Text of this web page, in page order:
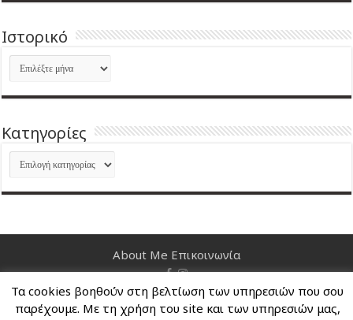
Ιστορικό
Ιστορικό
Kατηγορίες
Kατηγορίες
About Me Επικοινωνία
Nancy's Blog © Copyright 2026, All Rights Reserved
Τα cookies βοηθούν στη βελτίωση των υπηρεσιών που σου
παρέχουμε. Με τη χρήση του site και των υπηρεσιών μας,